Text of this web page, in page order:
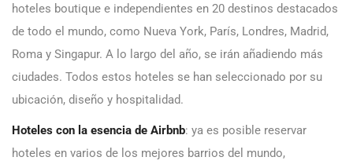
hoteles boutique e independientes en 20 destinos destacados
de todo el mundo, como Nueva York, París, Londres, Madrid,
Roma y Singapur. A lo largo del año, se irán añadiendo más
ciudades. Todos estos hoteles se han seleccionado por su
ubicación, diseño y hospitalidad.
Hoteles con la esencia de Airbnb: ya es posible reservar
hoteles en varios de los mejores barrios del mundo,